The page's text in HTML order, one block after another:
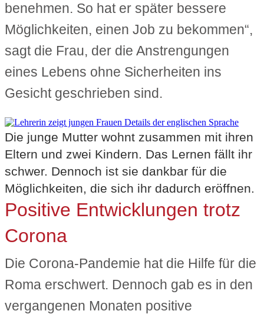
benehmen. So hat er später bessere
Möglichkeiten, einen Job zu bekommen“,
sagt die Frau, der die Anstrengungen
eines Lebens ohne Sicherheiten ins
Gesicht geschrieben sind.
Die junge Mutter wohnt zusammen mit ihren
Eltern und zwei Kindern. Das Lernen fällt ihr
schwer. Dennoch ist sie dankbar für die
Möglichkeiten, die sich ihr dadurch eröffnen.
Positive Entwicklungen trotz
Corona
Die Corona-Pandemie hat die Hilfe für die
Roma erschwert. Dennoch gab es in den
vergangenen Monaten positive